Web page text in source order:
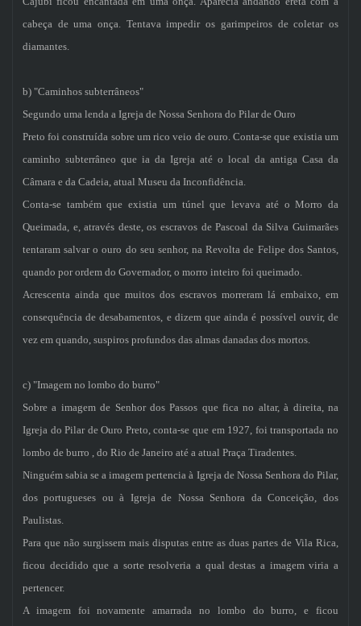
cabeça de uma onça. Tentava impedir os garimpeiros de coletar os
diamantes.
b) "Caminhos subterrâneos"
Segundo uma lenda a Igreja de Nossa Senhora do Pilar de Ouro
Preto foi construída sobre um rico veio de ouro. Conta-se que existia um
caminho subterrâneo que ia da Igreja até o local da antiga Casa da
Câmara e da Cadeia, atual Museu da Inconfidência.
Conta-se também que existia um túnel que levava até o Morro da
Queimada, e, através deste, os escravos de Pascoal da Silva Guimarães
tentaram salvar o ouro do seu senhor, na Revolta de Felipe dos Santos,
quando por ordem do Governador, o morro inteiro foi queimado.
Acrescenta ainda que muitos dos escravos morreram lá embaixo, em
consequência de desabamentos, e dizem que ainda é possível ouvir, de
vez em quando, suspiros profundos das almas danadas dos mortos.
c) "Imagem no lombo do burro"
Sobre a imagem de Senhor dos Passos que fica no altar, à direita, na
Igreja do Pilar de Ouro Preto, conta-se que em 1927, foi transportada no
lombo de burro , do Rio de Janeiro até a atual Praça Tiradentes.
Ninguém sabia se a imagem pertencia à Igreja de Nossa Senhora do Pilar,
dos portugueses ou à Igreja de Nossa Senhora da Conceição, dos
Paulistas.
Para que não surgissem mais disputas entre as duas partes de Vila Rica,
ficou decidido que a sorte resolveria a qual destas a imagem viria a
pertencer.
A imagem foi novamente amarrada no lombo do burro, e ficou